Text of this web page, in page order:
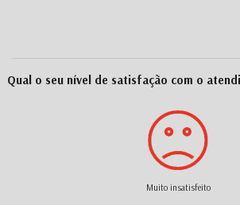
Qual o seu nível de satisfação com o
Muito insatisfeito